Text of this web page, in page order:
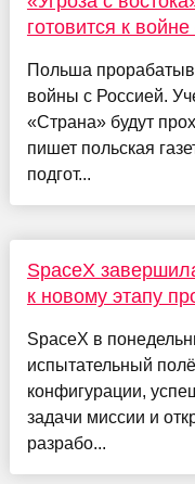
готовится к
Польша
войны с Россией.
«Страна» будут
пишет польская
подгот...
SpaceX
к новому этапу
SpaceX в
испытательный
конфигурации,
задачи миссии и
разрабо...